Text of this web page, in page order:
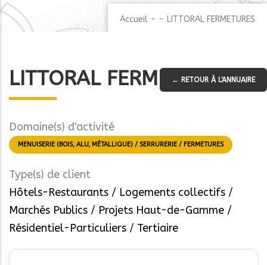
Accueil - - LITTORAL FERMETURES
LITTORAL FERMETURES
← RETOUR À L'ANNUAIRE
Domaine(s) d'activité
MENUISERIE (BOIS, ALU, MÉTALLIQUE) / SERRURERIE / FERMETURES
Type(s) de client
Hôtels-Restaurants
Logements collectifs
Marchés Publics
Projets Haut-de-Gamme
Résidentiel-Particuliers
Tertiaire